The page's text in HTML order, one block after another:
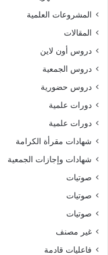
المشروعات العلمية
المقالات
دروس أون لاين
دروس الجمعية
دروس حضورية
دورات علمية
دورات علمية
شهادات مقرأة الكرامة
شهادات وإجازات الجمعية
صوتيات
صوتيات
صوتيات
غير مصنف
فاعليات قادمة